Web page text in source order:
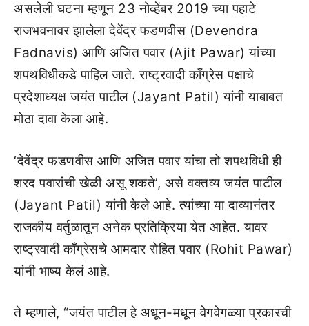
असलेली घटना म्हणून 23 नोव्हेंबर 2019 च्या पहाटे
राजभवनावर झालेला देवेंद्र फडणवीस (Devendra
Fadnavis) आणि अजित पवार (Ajit Pawar) यांच्या
शपथविधीकडे पाहिल जाते. राष्ट्रवादी काँग्रेस पक्षाचे
प्रदेशाध्यक्ष जयंत पाटील (Jayant Patil) यांनी याबाबत
मोठा दावा केला आहे.
‘देवेंद्र फडणवीस आणि अजित पवार यांचा तो शपथविधी ही
शरद पवारांची खेळी असू शकते’, असे वक्तव्य जयंत पाटील
(Jayant Patil) यांनी केले आहे. त्यांच्या या दाव्यानंतर
राजकीय वर्तुळातून अनेक प्रतिक्रिया येत आहेत. यावर
राष्ट्रवादी काँग्रेसचे आमदार रोहित पवार (Rohit Pawar)
यांनी भाष्य केलं आहे.
ते म्हणाले, “जयंत पाटील हे अधून-मधून वेगवेगळ्या प्रकारची